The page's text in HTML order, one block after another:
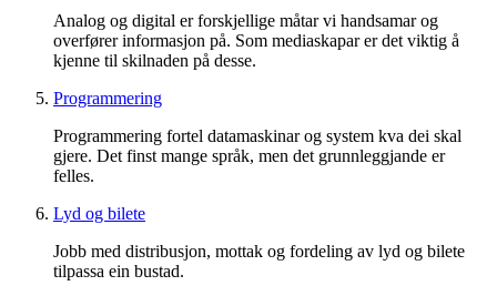
Analog og digital er forskjellige måtar vi handsamar og
overfører informasjon på. Som mediaskapar er det viktig å
kjenne til skilnaden på desse.
Programmering
Programmering fortel datamaskinar og system kva dei skal
gjere. Det finst mange språk, men det grunnleggjande er
felles.
Lyd og bilete
Jobb med distribusjon, mottak og fordeling av lyd og bilete
tilpassa ein bustad.